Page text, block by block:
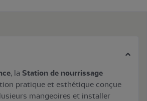
, la Station de nourrissage
pratique et esthétique conçue
mangeoires et installer